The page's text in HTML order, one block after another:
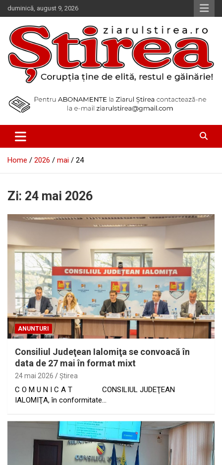
Skip
to
content
duminică, august 9, 2026
Ziarul Știrea
Home 2026 mai 24
Zi: 24 mai 2026
ANUNTURI
Consiliul Judeţean Ialomiţa se convoacă în
data de 27 mai în format mixt
24 mai 2026 Ştirea
C O M U N I C A T CONSILIUL JUDEŢEAN
IALOMIŢA, în conformitate…